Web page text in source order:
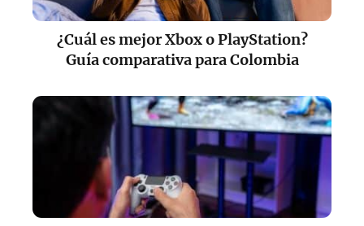
¿Cuál es mejor Xbox o PlayStation?
Guía comparativa para Colombia